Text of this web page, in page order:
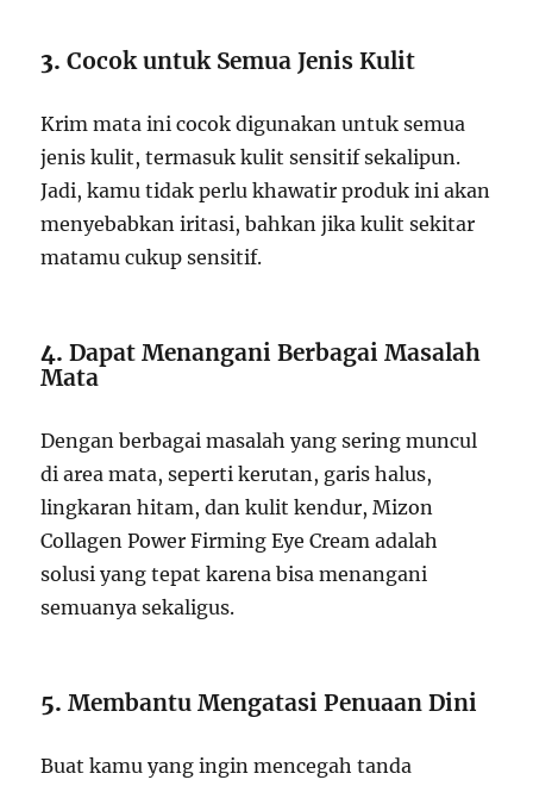
3.Cocok untuk Semua Jenis Kulit
Krim mata ini cocok digunakan untuk semua
jenis kulit, termasuk kulit sensitif sekalipun.
Jadi, kamu tidak perlu khawatir produk ini akan
menyebabkan iritasi, bahkan jika kulit sekitar
matamu cukup sensitif.
4.Dapat Menangani Berbagai Masalah
Mata
Dengan berbagai masalah yang sering muncul
di area mata, seperti kerutan, garis halus,
lingkaran hitam, dan kulit kendur, Mizon
Collagen Power Firming Eye Cream adalah
solusi yang tepat karena bisa menangani
semuanya sekaligus.
5.Membantu Mengatasi Penuaan Dini
Buat kamu yang ingin mencegah tanda